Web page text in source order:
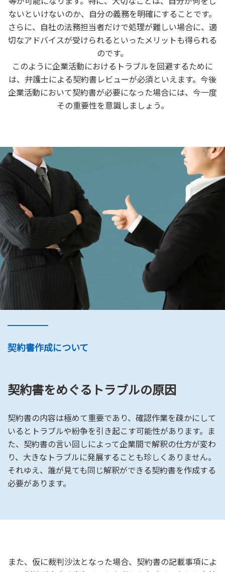
ないといけないのか、自分の義務を明確にすることです。
さらに、自社の法務担当者だけで処理が難しい場合に、適
切なアドバイスが受けられるといったメリットも得られる
のです。
このように企業活動におけるトラブルを回避するために
は、弁護士による契約書レビューが必須といえます。今後
企業活動において契約書が必要になった場合には、今一度
その重要性を意識しましょう。
契約書作成について
契約書をめぐるトラブルの原因
契約書の内容は極めて重要であり、確認作業を疎かにして
いるとトラブルや紛争を引き起こす可能性があります。ま
た、契約書の言い回しによって企業間で解釈の仕方が変わ
り、大きなトラブルに発展することも珍しくありません。
それゆえ、誰が見ても同じ解釈ができる契約書を作成する
必要があります。
また、仮に裁判沙汰となった場合、契約書の記載事項によ